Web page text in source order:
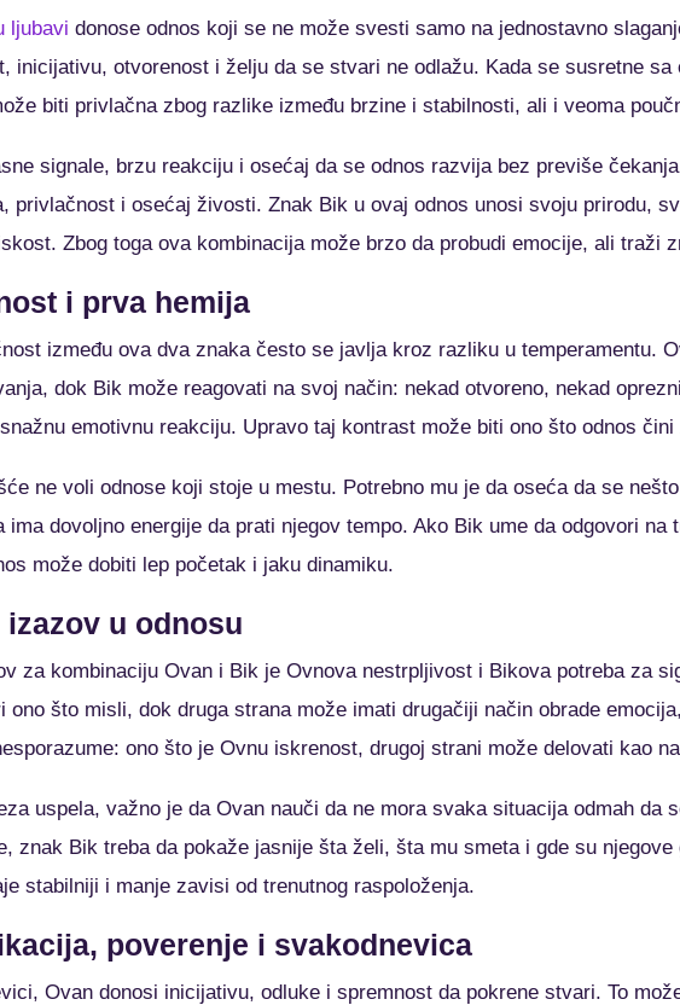
ljubavi donose odnos koji se ne može svesti samo na jednostavno
inicijativu, otvorenost i želju da se stvari ne odlažu. Kada se susretne
biti privlačna zbog razlike između brzine i stabilnosti, ali i veoma
signale, brzu reakciju i osećaj da se odnos razvija bez previše
privlačnost i osećaj živosti. Znak Bik u ovaj odnos unosi svoju prirodu,
Zbog toga ova kombinacija može brzo da probudi emocije, ali traži
i prva hemija
između ova dva znaka često se javlja kroz razliku u temperamentu.
dok Bik može reagovati na svoj način: nekad otvoreno, nekad
emotivnu reakciju. Upravo taj kontrast može biti ono što odnos
ne voli odnose koji stoje u mestu. Potrebno mu je da oseća da se
ima dovoljno energije da prati njegov tempo. Ako Bik ume da odgovori na
može dobiti lep početak i jaku dinamiku.
izazov u odnosu
za kombinaciju Ovan i Bik je Ovnova nestrpljivost i Bikova potreba za
ono što misli, dok druga strana može imati drugačiji način obrade
ono što je Ovnu iskrenost, drugoj strani može delovati kao
uspela, važno je da Ovan nauči da ne mora svaka situacija odmah da
znak Bik treba da pokaže jasnije šta želi, šta mu smeta i gde su njegove
stabilniji i manje zavisi od trenutnog raspoloženja.
poverenje i svakodnevica
Ovan donosi inicijativu, odluke i spremnost da pokrene stvari. To